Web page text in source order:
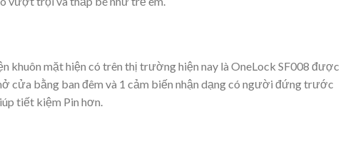
khuôn mặt hiện có trên thị trường hiện nay là OneLock SF008 được
cửa bằng ban đêm và 1 cảm biến nhận dạng có người đứng trước
tiết kiệm Pin hơn.